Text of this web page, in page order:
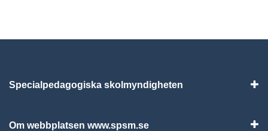
Specialpedagogiska skolmyndigheten
Om webbplatsen www.spsm.se